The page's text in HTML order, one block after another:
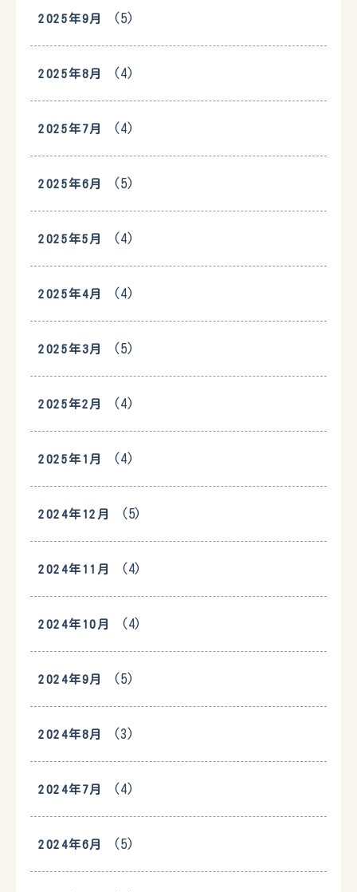
2025年9月 (5)
2025年8月 (4)
2025年7月 (4)
2025年6月 (5)
2025年5月 (4)
2025年4月 (4)
2025年3月 (5)
2025年2月 (4)
2025年1月 (4)
2024年12月 (5)
2024年11月 (4)
2024年10月 (4)
2024年9月 (5)
2024年8月 (3)
2024年7月 (4)
2024年6月 (5)